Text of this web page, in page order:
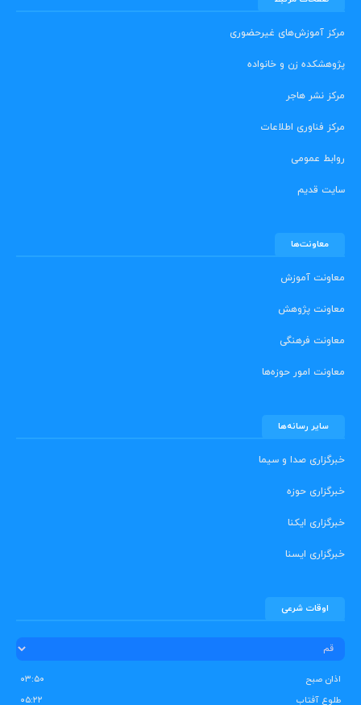
مرکز آموزش‌های غیرحضوری
پژوهشکده زن و خانواده
مرکز نشر هاجر
مرکز فناوری اطلاعات
روابط عمومی
سایت قدیم
معاونت‌ها
معاونت آموزش
معاونت پژوهش
معاونت فرهنگی
معاونت امور حوزه‌ها
سایر رسانه‌ها
خبرگزاری صدا و سیما
خبرگزاری حوزه
خبرگزاری ایکنا
خبرگزاری ایسنا
اوقات شرعی
اذان صبح
۰۳:۵۰
طلوع آفتاب
۰۵:۲۲